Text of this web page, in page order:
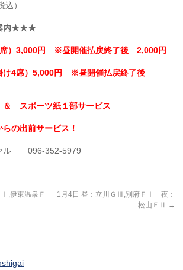
）
内★★★
）3,000円 ※昼開催払戻終了後 2,000円
け4席）5,000円 ※昼開催払戻終了後
スポーツ紙１部サービス
の出前サービス！
ル 096-352-5979
伊東温泉Ｆ
1月4日 昼：立川ＧⅢ,別府ＦⅠ 夜：
松山ＦⅡ
→